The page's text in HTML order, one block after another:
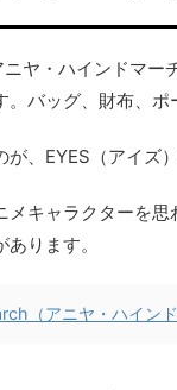
ヤ・ハインドマー
。バッグ、財布、
、EYES（アイズ
メキャラクターを
ります。
（アニヤ・ハイン